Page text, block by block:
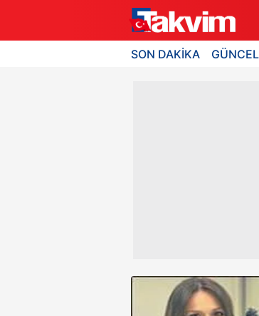
SON DAKİKA GÜNCEL